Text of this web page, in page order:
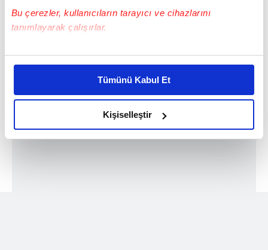
Bu çerezler, kullanıcıların tarayıcı ve cihazlarını
tanımlayarak çalışırlar.
Bu çerezlere izin vermeniz halinde sizlere özel
daha iyi reklam deneyimi yaşatabiliriz. Bunu yaparken
amacımızın size daha iyi bir reklam deneyimi sunmak
olduğunu ve sizlere en iyi içerikleri sunabilmek adına
elimizden gelen çabayı gösterdiğimizi ve bu noktada,
reklamların maliyetlerimizi karşılamak noktasında tek gelir
Tümünü Kabul Et
Kişiselleştir
değer kazandı.